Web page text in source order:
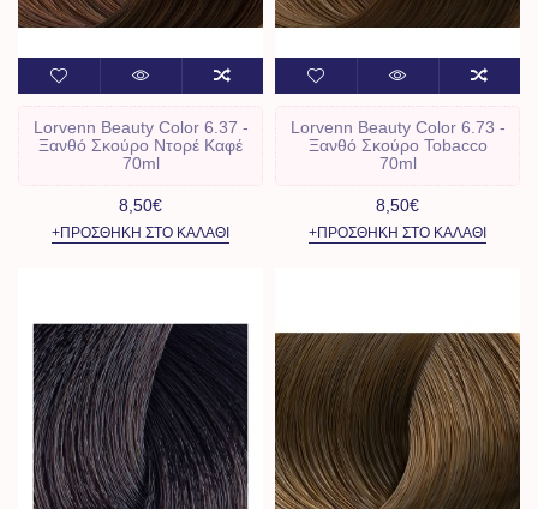
Lorvenn Beauty Color 6.37 -
Ξανθό Σκούρο Ντορέ Καφέ
70ml
8,50€
+ΠΡΟΣΘΉΚΗ ΣΤΟ ΚΑΛΆΘΙ
Lorvenn Beauty Color 6.73 -
Ξανθό Σκούρο Tobacco
70ml
8,50€
+ΠΡΟΣΘΉΚΗ ΣΤΟ ΚΑΛΆΘΙ